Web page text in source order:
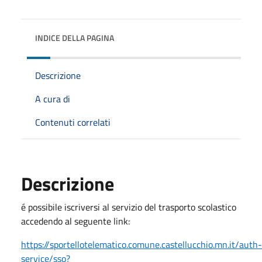
INDICE DELLA PAGINA
Descrizione
A cura di
Contenuti correlati
Descrizione
é possibile iscriversi al servizio del trasporto scolastico
accedendo al seguente link:
https://sportellotelematico.comune.castellucchio.mn.it/auth-
service/sso?